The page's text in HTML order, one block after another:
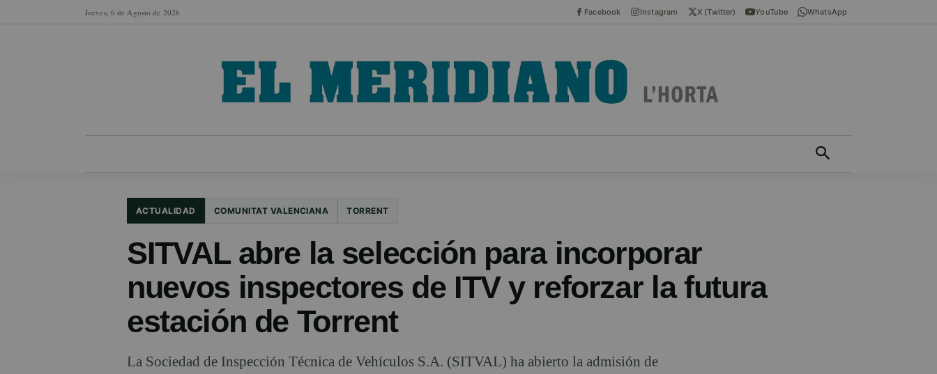
Jueves, 6 de Agosto de 2026 Facebook Instagram X (Twitter) YouTube WhatsApp
ACTUALIDAD COMUNITAT VALENCIANA TORRENT
SITVAL abre la selección para incorporar
nuevos inspectores de ITV y reforzar la futura
estación de Torrent
La Sociedad de Inspección Técnica de Vehículos S.A. (SITVAL) ha abierto la admisión de